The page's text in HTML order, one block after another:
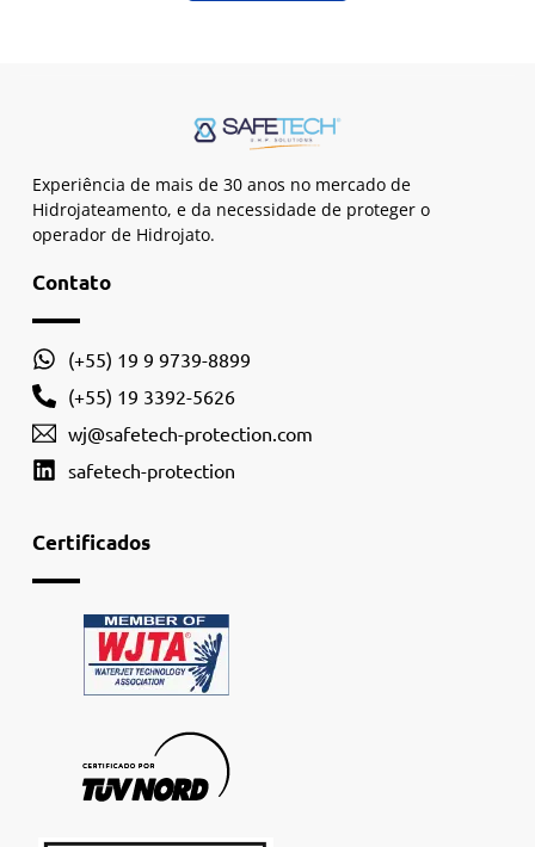
Experiência de mais de 30 anos no mercado de
Hidrojateamento, e da necessidade de proteger o
operador de Hidrojato.
Contato
(+55) 19 9 9739-8899
(+55) 19 3392-5626
wj@safetech-protection.com
safetech-protection
Certificados